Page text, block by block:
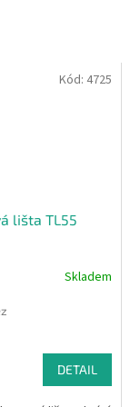
lišta TL55
Skladem
DETAIL
Kód: 4725